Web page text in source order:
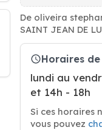
De oliveira
SAINT JEAN DE
Horaires
lundi au
et 14h - 18h
Si ces horaires
vous pouvez